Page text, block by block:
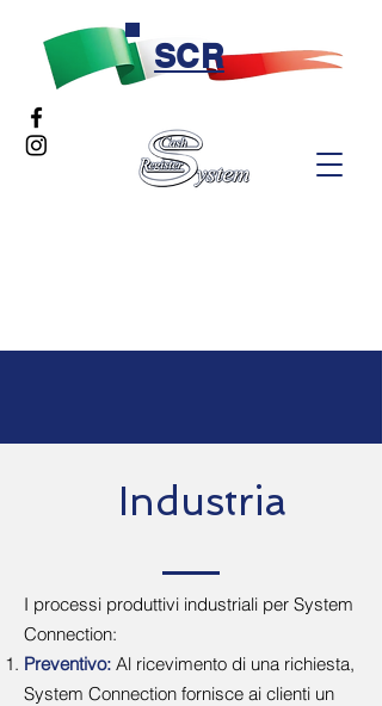
SCR
Industria
I processi produttivi industriali per System
Connection:
Preventivo: Al ricevimento di una richiesta,
System Connection fornisce ai clienti un